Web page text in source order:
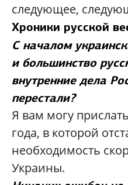
следующее,
Хроники русской
С началом
и большинство
внутренние дела
перестали?
Я вам могу
года, в которой
необходимость
Украины.